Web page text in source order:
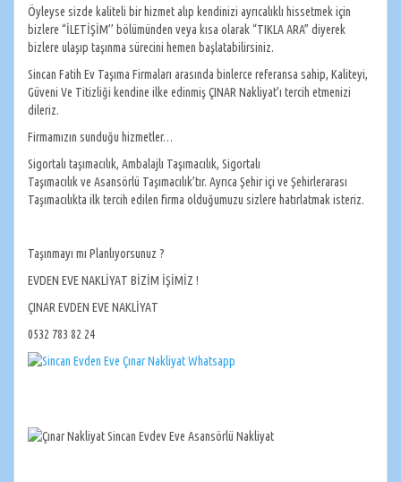
Öyleyse sizde kaliteli bir hizmet alıp kendinizi ayrıcalıklı hissetmek için
bizlere “İLETİŞİM’’ bölümünden veya kısa olarak “TIKLA ARA” diyerek
bizlere ulaşıp taşınma sürecini hemen başlatabilirsiniz.
Sincan Fatih Ev Taşıma Firmaları arasında binlerce referansa sahip, Kaliteyi,
Güveni Ve Titizliği kendine ilke edinmiş ÇINAR Nakliyat’ı tercih etmenizi
dileriz.
Firmamızın sunduğu hizmetler…
Sigortalı taşımacılık, Ambalajlı Taşımacılık, Sigortalı
Taşımacılık ve Asansörlü Taşımacılık’tır. Ayrıca Şehir içi ve Şehirlerarası
Taşımacılıkta ilk tercih edilen firma olduğumuzu sizlere hatırlatmak isteriz.
Taşınmayı mı Planlıyorsunuz ?
EVDEN EVE NAKLİYAT BİZİM İŞİMİZ !
ÇINAR EVDEN EVE NAKLİYAT
0532 783 82 24